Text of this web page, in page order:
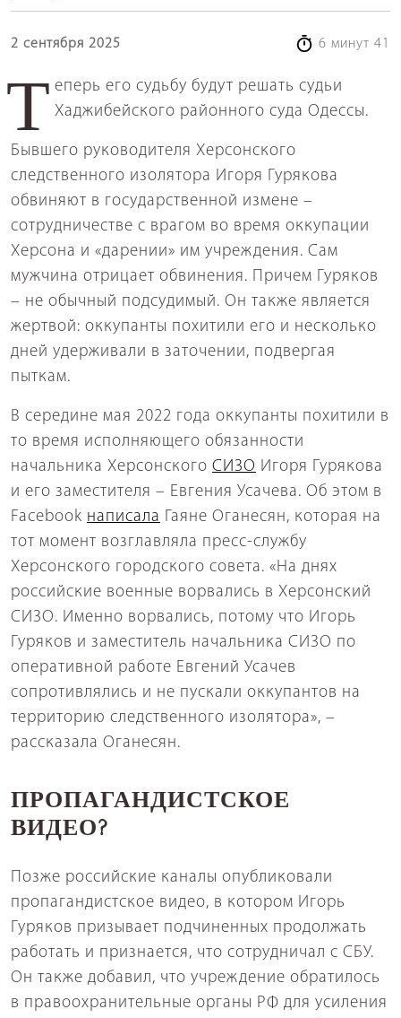
2 сентября 2025 6 минут 41
Теперь его судьбу будут решать судьи Хаджибейского районного суда Одессы.
Бывшего руководителя Херсонского
следственного изолятора Игоря Гурякова
обвиняют в государственной измене –
сотрудничестве с врагом во время оккупации
Херсона и «дарении» им учреждения. Сам
мужчина отрицает обвинения. Причем Гуряков
– не обычный подсудимый. Он также является
жертвой: оккупанты похитили его и несколько
дней удерживали в заточении, подвергая
пыткам.
В середине мая 2022 года оккупанты похитили в
то время исполняющего обязанности
начальника Херсонского СИЗО Игоря Гурякова
и его заместителя – Евгения Усачева. Об этом в
Facebook написала Гаяне Оганесян, которая на
тот момент возглавляла пресс-службу
Херсонского городского совета. «На днях
российские военные ворвались в Херсонский
СИЗО. Именно ворвались, потому что Игорь
Гуряков и заместитель начальника СИЗО по
оперативной работе Евгений Усачев
сопротивлялись и не пускали оккупантов на
территорию следственного изолятора», –
рассказала Оганесян.
ПРОПАГАНДИСТСКОЕ
ВИДЕО?
Позже российские каналы опубликовали
пропагандистское видео, в котором Игорь
Гуряков призывает подчиненных продолжать
работать и признается, что сотрудничал с СБУ.
Он также добавил, что учреждение обратилось
в правоохранительные органы РФ для усиления